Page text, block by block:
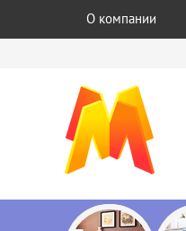
О компании